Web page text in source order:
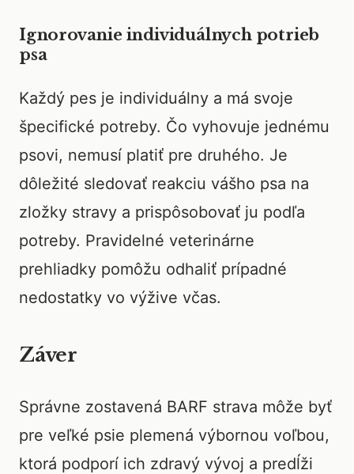
Ignorovanie individuálnych potrieb
psa
Každý pes je individuálny a má svoje
špecifické potreby. Čo vyhovuje jednému
psovi, nemusí platiť pre druhého. Je
dôležité sledovať reakciu vášho psa na
zložky stravy a prispôsobovať ju podľa
potreby. Pravidelné veterinárne
prehliadky pomôžu odhaliť prípadné
nedostatky vo výžive včas.
Záver
Správne zostavená BARF strava môže byť
pre veľké psie plemená výbornou voľbou,
ktorá podporí ich zdravý vývoj a predĺži